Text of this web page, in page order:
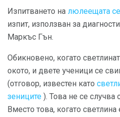
Изпитването на люлеещата
изпит, използван за
Маркъс Гън.
Обикновено, когато
окото, и двете ученици се
(отговор, известен като
зениците ). Това не се случва
Вместо това, когато